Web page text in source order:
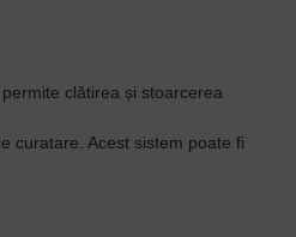
clătirea și stoarcerea
curatare. Acest sistem poate fi